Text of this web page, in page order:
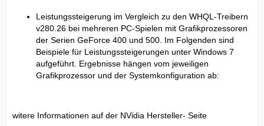
Leistungssteigerung im Vergleich zu den WHQL-Treibern
v280.26 bei mehreren PC-Spielen mit Grafikprozessoren
der Serien GeForce 400 und 500. Im Folgenden sind
Beispiele für Leistungssteigerungen unter Windows 7
aufgeführt. Ergebnisse hängen vom jeweiligen
Grafikprozessor und der Systemkonfiguration ab:
witere Informationen auf der NVidia Hersteller- Seite